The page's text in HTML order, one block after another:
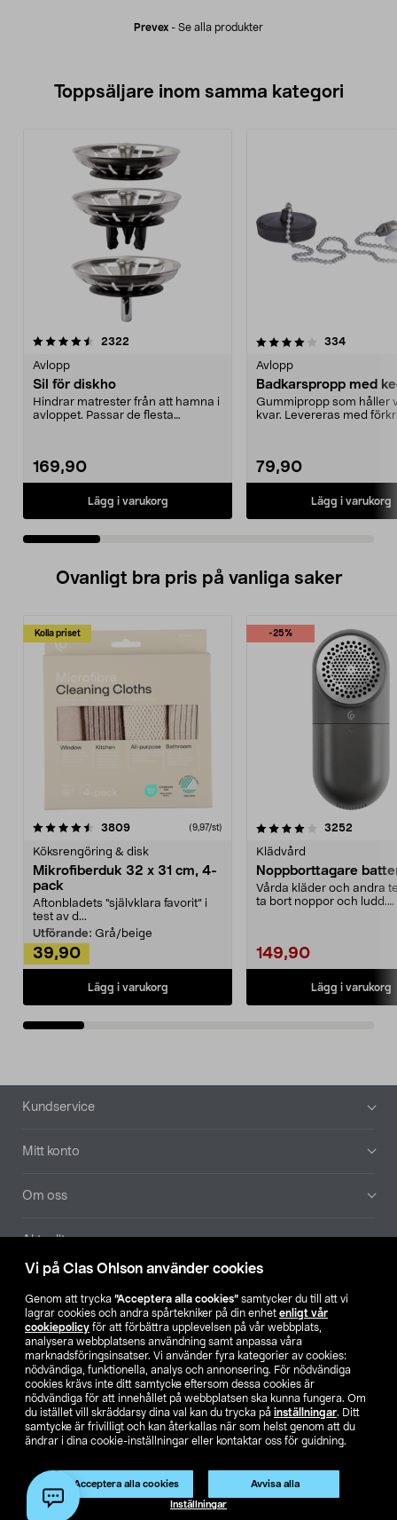
Vi på Clas Ohlson använder cookies
Genom att trycka ”Acceptera alla cookies” samtycker du till att vi
lagrar cookies och andra spårtekniker på din enhet enligt vår
cookiepolicy för att förbättra upplevelsen på vår webbplats,
analysera webbplatsens användning samt anpassa våra
marknadsföringsinsatser. Vi använder fyra kategorier av cookies:
nödvändiga, funktionella, analys och annonsering. För nödvändiga
cookies krävs inte ditt samtycke eftersom dessa cookies är
nödvändiga för att innehållet på webbplatsen ska kunna fungera. Om
du istället vill skräddarsy dina val kan du trycka på inställningar. Ditt
samtycke är frivilligt och kan återkallas när som helst genom att du
ändrar i dina cookie-inställningar eller kontaktar oss för guidning.
Acceptera alla cookies Avvisa alla
Inställningar
Prevex - Se alla produkter
Toppsäljare inom samma kategori
2322
Avlopp
Sil för diskho
Hindrar matrester från att hamna i
avloppet. Passar de flesta
169,90
Lägg i varukorg
4.0 av 5 stjärnor 334
Avlopp
Badkarspropp med
Gummipropp som håller
kvar. Levereras med
79,90
Lägg i varukorg
4.5 av 5 stjärnor
Ovanligt bra pris på vanliga saker
Kolla priset
3809recensioner (9,97/st)
Köksrengöring & disk
Mikrofiberduk 32 x 31 cm, 4-
pack
Aftonbladets "självklara favorit” i
test av d...
Utförande: Grå/beige
39,90
Lägg i varukorg
-25%
4.0av 5 stjärnor 3252
Klädvård
Noppborttagare
Vårda kläder och andra
ta bort noppor och ludd.
149,90
Lägg i varukorg
4.5av 5 stjärnor
Sidfot
Kundservice
Mitt konto
Om oss
Aktuellt
Hitta butik
SE NO FI
Köpvillkor Privacy statement Klubbvillkor
För företag
Ändra till priser exklusive moms